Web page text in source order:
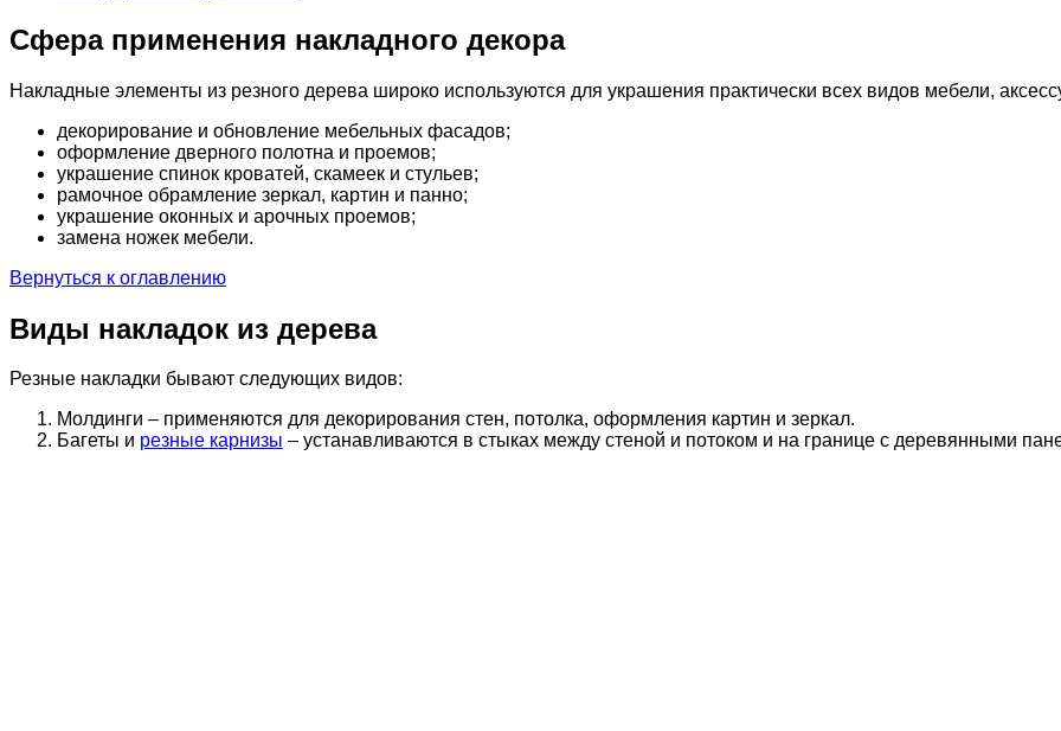
Сфера применения накладного декора
Накладные элементы из резного дерева широко используются для украшения практически всех видов мебели,
декорирование и обновление мебельных фасадов;
оформление дверного полотна и проемов;
украшение спинок кроватей, скамеек и стульев;
рамочное обрамление зеркал, картин и панно;
украшение оконных и арочных проемов;
замена ножек мебели.
Вернуться к оглавлению
Виды накладок из дерева
Резные накладки бывают следующих видов:
Молдинги – применяются для декорирования стен, потолка, оформления картин и зеркал.
Багеты и резные карнизы – устанавливаются в стыках между стеной и потоком и на границе с деревянными